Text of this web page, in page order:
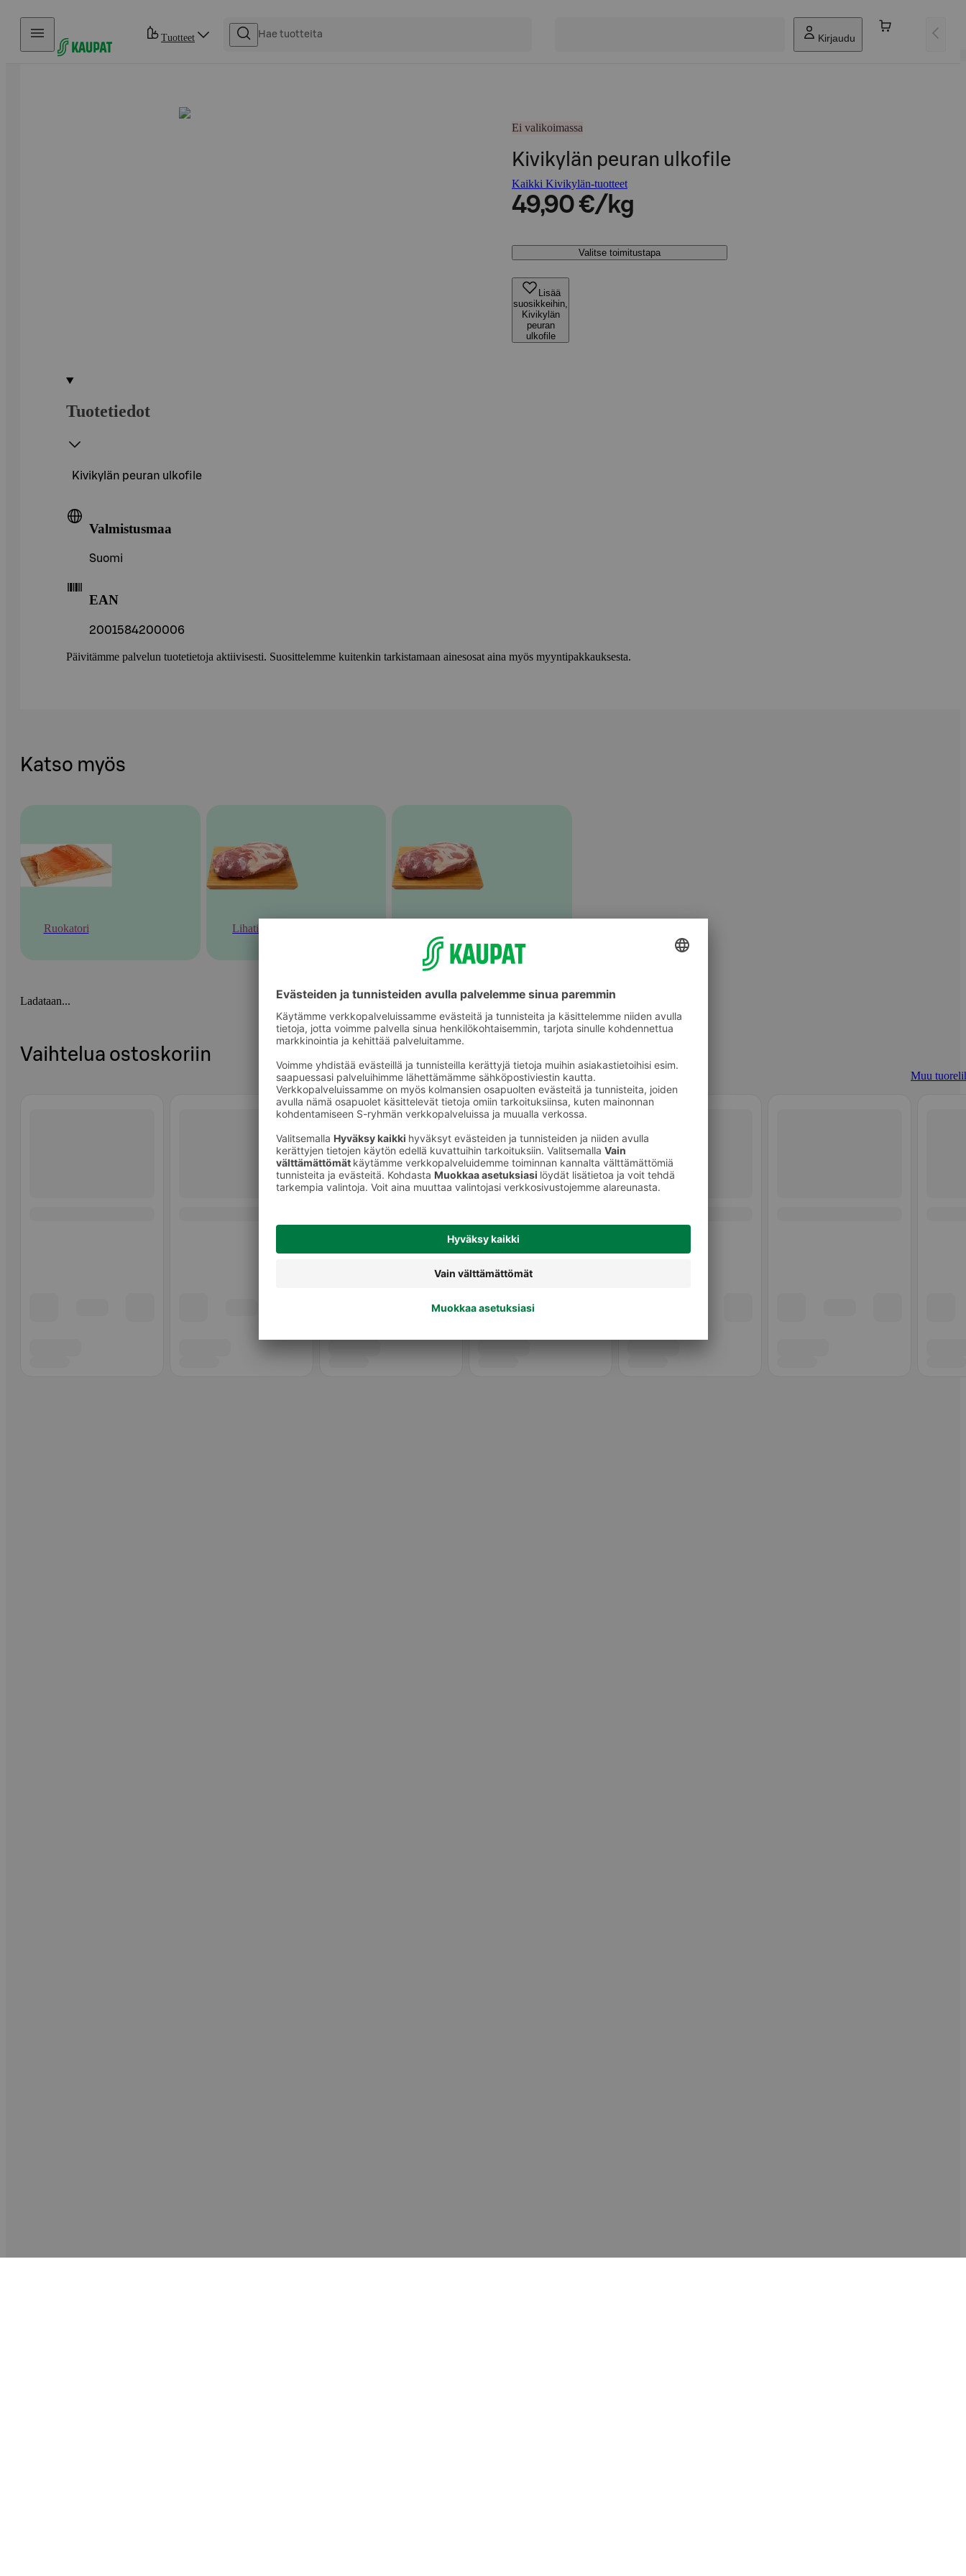
Hyppää sisältöön
Tuotteet Kirjaudu
Ei valikoimassa
Kivikylän peuran ulkofile
Kaikki Kivikylän-tuotteet
49,90 €/kg
Valitse toimitustapa
Lisää
suosikkeihin,
Kivikylän
peuran
ulkofile
Tuotetiedot
Kivikylän peuran ulkofile
Valmistusmaa
Suomi
EAN
2001584200006
Päivitämme palvelun tuotetietoja aktiivisesti. Suosittelemme kuitenkin tarkistamaan ainesosat aina myös myyntipakkauksesta.
Katso myös
Ruokatori Lihatiski
Ladataan...
Vaihtelua ostoskoriin
Muu